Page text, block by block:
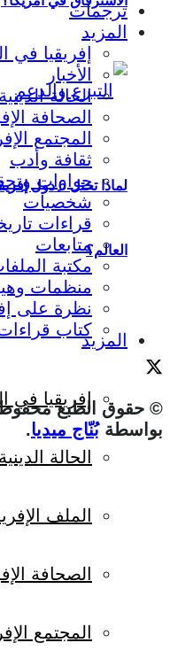
لماذا تحتل
العالم؟
المزيد
إفريقيا في
الحالة الدينية
الملف
الصحافة
المجتمع
ترجمات
المزيد
إفريقيا
الأخبار
الحالة الدينية
الصحافة
المجتمع
ثقافة وأدب
حوارات
شخصيات
قراءات
متابعات
مكتبة
منظمات
نظرة على
كتاب
© حقوق الطبع
بواسطةبُنّاج ميديا.